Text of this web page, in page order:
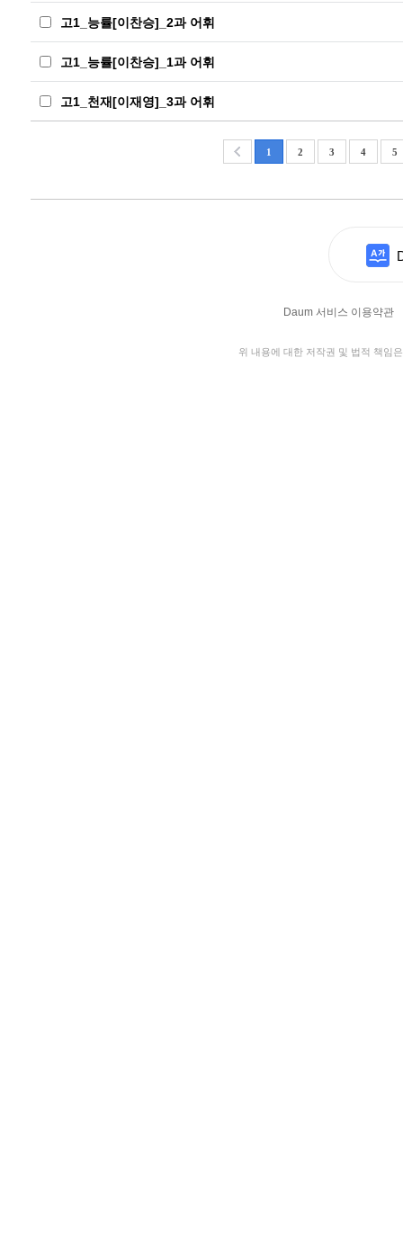
고1_능률[이찬승]_2과 어휘
고1_능률[이찬승]_1과 어휘
고1_천재[이재영]_3과 어휘
1 2 3 4 5
Daum 서비스 이용약관
위 내용에 대한 저작권 및 법적 책임